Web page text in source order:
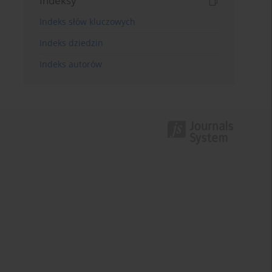
Indeks słów kluczowych
Indeks dziedzin
Indeks autorów